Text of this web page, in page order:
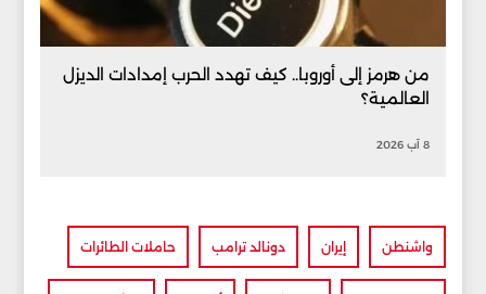
من هرمز إلى أوروبا.. كيف تهدد الحرب إمدادات الديزل
العالمية؟
8 آب 2026
واشنطن إيران دونالد ترامب حاملات الطائرات